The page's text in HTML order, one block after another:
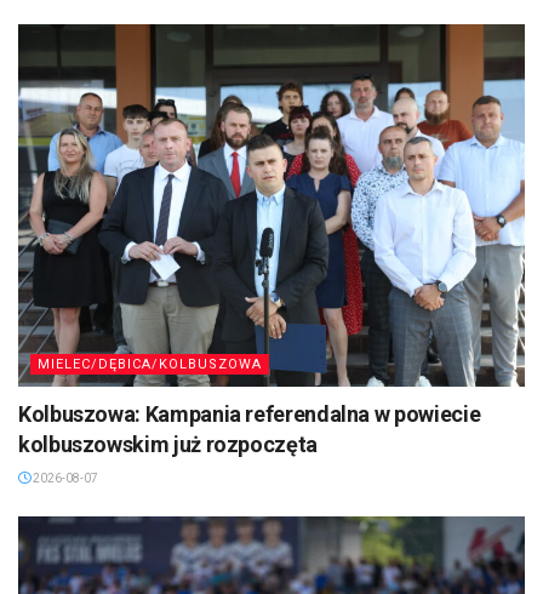
MIELEC/DĘBICA/KOLBUSZOWA
Kolbuszowa: Kampania referendalna w powiecie
kolbuszowskim już rozpoczęta
2026-08-07